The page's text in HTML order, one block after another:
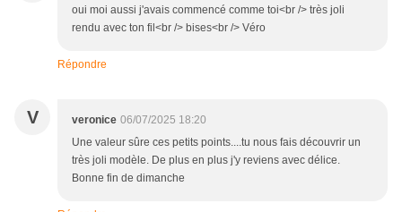
oui moi aussi j'avais commencé comme toi<br /> très joli
rendu avec ton fil<br /> bises<br /> Véro
Répondre
V veronice 06/07/2025 18:20
Une valeur sûre ces petits points....tu nous fais découvrir un
très joli modèle. De plus en plus j'y reviens avec délice.
Bonne fin de dimanche